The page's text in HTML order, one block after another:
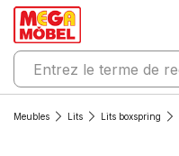
Meubles Lits Lits boxspring